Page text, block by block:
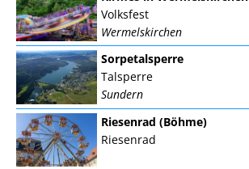
Volksfest
Wermelskirchen
Sorpetalsperre
Talsperre
Sundern
Riesenrad (Böhme)
Riesenrad